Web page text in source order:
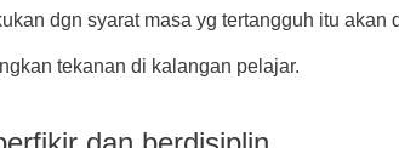
dgn syarat masa yg tertangguh itu akan
tekanan di kalangan pelajar.